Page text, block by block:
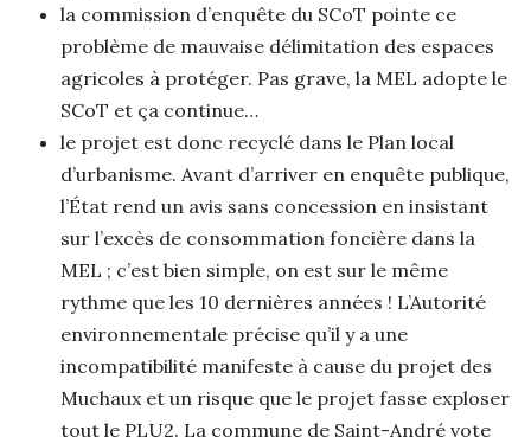
la commission d’enquête du SCoT pointe ce
problème de mauvaise délimitation des espaces
agricoles à protéger. Pas grave, la MEL adopte le
SCoT et ça continue…
le projet est donc recyclé dans le Plan local
d’urbanisme. Avant d’arriver en enquête publique,
l’État rend un avis sans concession en insistant
sur l’excès de consommation foncière dans la
MEL ; c’est bien simple, on est sur le même
rythme que les 10 dernières années ! L’Autorité
environnementale précise qu’il y a une
incompatibilité manifeste à cause du projet des
Muchaux et un risque que le projet fasse exploser
tout le PLU2. La commune de Saint-André vote